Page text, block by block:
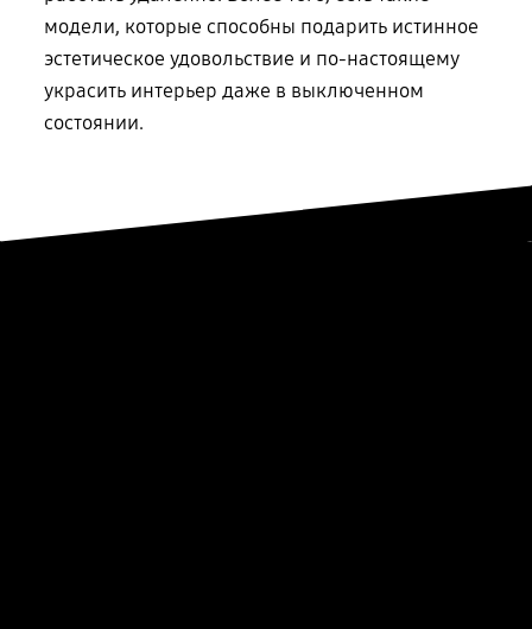
модели, которые способны подарить истинное
эстетическое удовольствие и по-настоящему
украсить интерьер даже в выключенном
состоянии.